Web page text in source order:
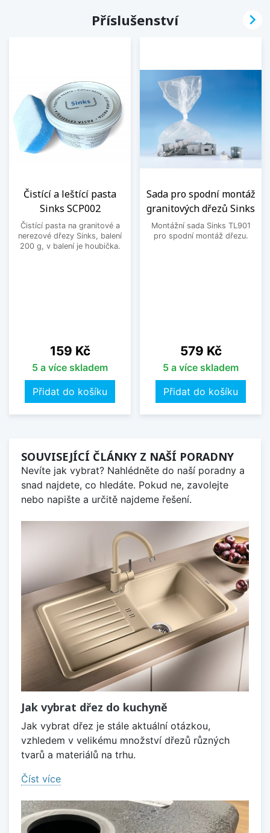
Příslušenství
Čistící a leštící pasta
Sinks SCP002
Čistící pasta na granitové a
nerezové dřezy Sinks, balení
200 g, v balení je houbička.
Cena
159 Kč
5 a více skladem
Přidat do košíku
Sada pro spodní montáž
granitových dřezů Sinks
Montážní sada Sinks TL901
pro spodní montáž dřezu.
Cena
579 Kč
5 a více skladem
Přidat do košíku

SOUVISEJÍCÍ ČLÁNKY Z NAŠÍ PORADNY
Nevíte jak vybrat? Nahlédněte do naší poradny a
snad najdete, co hledáte. Pokud ne, zavolejte
nebo napište a určitě najdeme řešení.
Jak vybrat dřez do kuchyně
Jak vybrat dřez je stále aktuální otázkou,
vzhledem v velikému množství dřezů různých
tvarů a materiálů na trhu.
Číst více